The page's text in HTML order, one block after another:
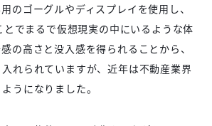
のゴーグルやディスプレイを使用し、
でまるで仮想現実の中にいるような体
の高さと没入感を得られることから、
れられていますが、近年は不動産業界
うになりました。